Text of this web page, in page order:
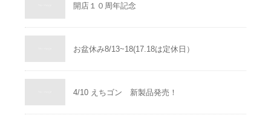
開店１０周年記念
お盆休み8/13~18(17.18は定休日）
4/10 えちゴン 新製品発売！